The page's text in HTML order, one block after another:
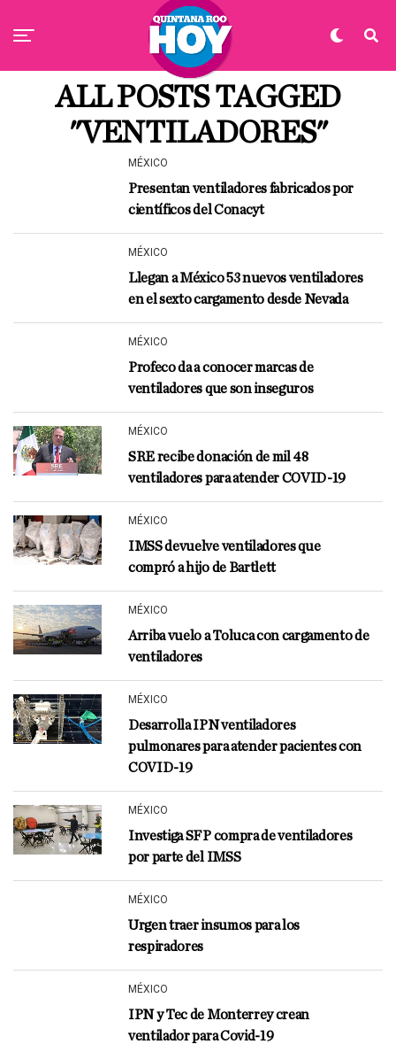
ALL POSTS TAGGED
"VENTILADORES"
MÉXICO
Presentan ventiladores fabricados por
científicos del Conacyt
MÉXICO
Llegan a México 53 nuevos ventiladores
en el sexto cargamento desde Nevada
MÉXICO
Profeco da a conocer marcas de
ventiladores que son inseguros
MÉXICO
SRE recibe donación de mil 48
ventiladores para atender COVID-19
MÉXICO
IMSS devuelve ventiladores que
compró a hijo de Bartlett
MÉXICO
Arriba vuelo a Toluca con cargamento de
ventiladores
MÉXICO
Desarrolla IPN ventiladores
pulmonares para atender pacientes con
COVID-19
MÉXICO
Investiga SFP compra de ventiladores
por parte del IMSS
MÉXICO
Urgen traer insumos para los
respiradores
MÉXICO
IPN y Tec de Monterrey crean
ventilador para Covid-19